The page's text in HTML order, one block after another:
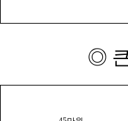
◎